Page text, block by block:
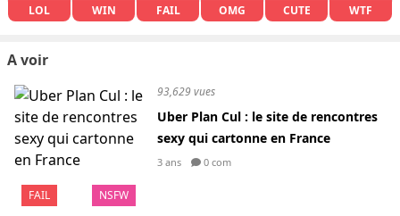
LOL WIN FAIL OMG CUTE WTF
A voir
FAIL NSFW
93,629 vues
Uber Plan Cul : le site de rencontres
sexy qui cartonne en France
3 ans 0 com